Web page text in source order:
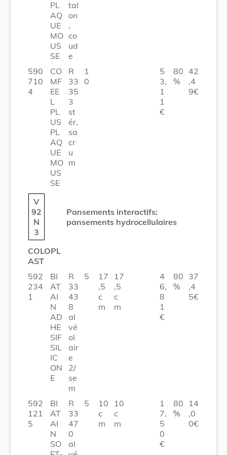
PL
AQ
UE
MO
US
SE
tal
on
,
co
ud
e
590
710
4
CO
MF
EE
L
PL
US
PL
AQ
UE
MO
US
SE
R
33
35
3
st
ér,
sa
cr
u
m
1
0
5
3,
1
1
€
80
%
42
,4
9€
V
92
N
3
Pansements interactifs:
pansements hydrocellulaires
COLOPL
AST
592
234
1
BI
AT
AI
N
AD
HE
SIF
SIL
IC
ON
E
R
33
43
8
al
vé
ol
air
e
2/
se
m
5
17
,5
c
m
17
,5
c
m
4
6,
8
1
€
80
%
37
,4
5€
592
121
5
BI
AT
AI
N
SO
R
33
47
0
al
5
10
c
m
10
c
m
1
7,
5
0
€
80
%
14
,0
0€